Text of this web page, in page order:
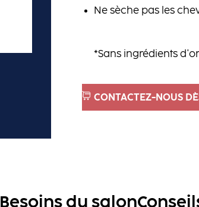
Ne sèche pas les
*Sans ingrédients
CONTACTEZ-NOUS
Besoins du salon